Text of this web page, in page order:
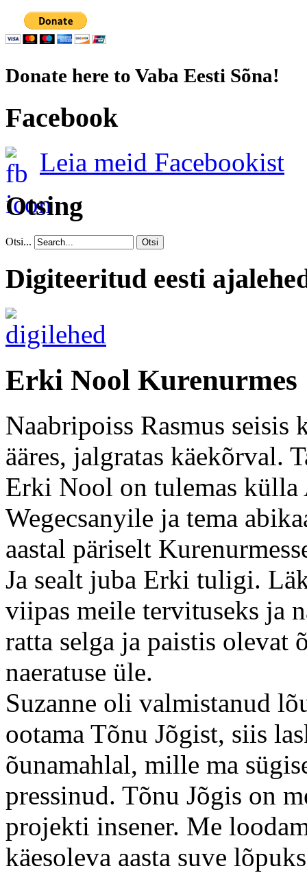
Donate here to Vaba Eesti Sõna!
Facebook
Leia meid Facebookist
Otsing
Otsi... Otsi
Digiteeritud eesti
Erki Nool Kurenurmes
Naabripoiss Rasmus
ääres, jalgratas käekõrval.
Erki Nool on tulemas külla
Wegecsanyile ja tema
aastal päriselt
Ja sealt juba Erki tuligi.
viipas meile tervituseks ja
ratta selga ja paistis
naeratuse üle.
Suzanne oli valmistanud
ootama Tõnu Jõgist, siis
õunamahlal, mille ma
pressinud. Tõnu Jõgis on
projekti insener. Me
käesoleva aasta suve